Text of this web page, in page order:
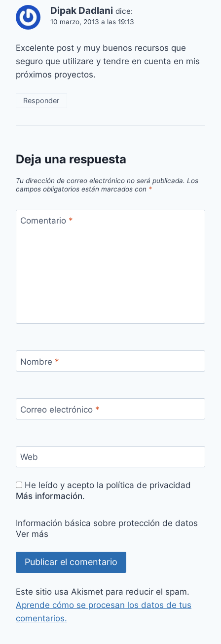
Dipak Dadlani dice:
10 marzo, 2013 a las 19:13
Excelente post y muy buenos recursos que
seguro que utilizare y tendre en cuenta en mis
próximos proyectos.
Responder
Deja una respuesta
Tu dirección de correo electrónico no será publicada. Los
campos obligatorios están marcados con *
Comentario *
Nombre *
Correo electrónico *
Web
He leído y acepto la política de privacidad
Más información.
Información básica sobre protección de datos
Ver más
Este sitio usa Akismet para reducir el spam.
Aprende cómo se procesan los datos de tus
comentarios.